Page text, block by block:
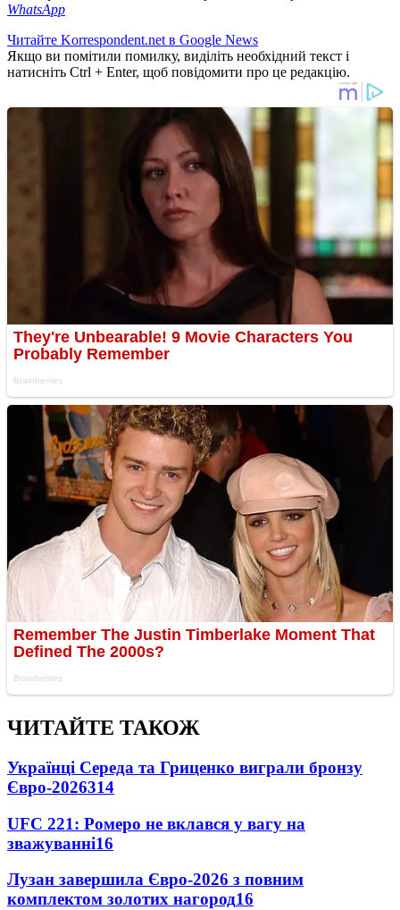
WhatsApp
Читайте Korrespondent.net в Google News
Якщо ви помітили помилку, виділіть необхідний текст і
натисніть Ctrl + Enter, щоб повідомити про це редакцію.
ЧИТАЙТЕ ТАКОЖ
Українці Середа та Гриценко виграли бронзу
Євро-2026314
UFC 221: Ромеро не вклався у вагу на
зважуванні16
Лузан завершила Євро-2026 з повним
комплектом золотих нагород16